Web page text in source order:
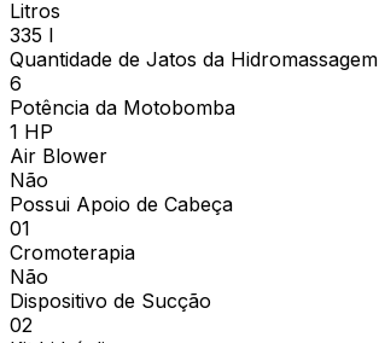
Litros
335 l
Quantidade de Jatos da Hidromassagem
6
Potência da Motobomba
1 HP
Air Blower
Não
Possui Apoio de Cabeça
01
Cromoterapia
Não
Dispositivo de Sucção
02